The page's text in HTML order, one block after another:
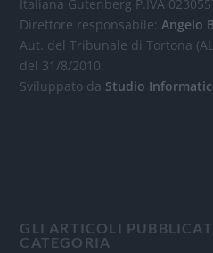
Italiana Gutenberg P.IVA
Direttore responsabile:Angelo
Aut. del Tribunale di Tortona
del 31/8/2010.
Sviluppato da Studio
GLI ARTICOLI
CATEGORIA